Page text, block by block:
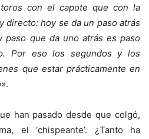
con el capote que con la
directo: hoy se da un paso atrás
paso que da uno atrás es paso
Por eso los segundos y los
que estar prácticamente en
.
han pasado desde que colgó,
el ‘chispeante’. ¿Tanto ha